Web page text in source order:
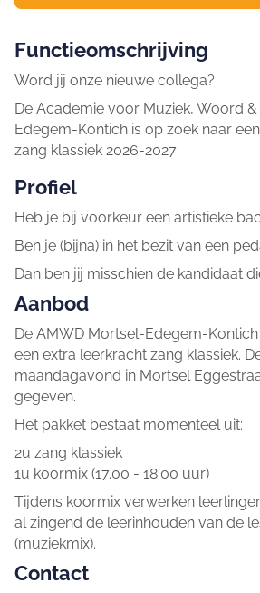
Functieomschrijving
Word jij onze nieuwe collega?
De Academie voor Muziek, Woord
Edegem-Kontich is op zoek naar
zang klassiek 2026-2027
Profiel
Heb je bij voorkeur een artistieke
Ben je (bijna) in het bezit van een
Dan ben jij misschien de kandidaat
Aanbod
De AMWD Mortsel-Edegem-
een extra leerkracht zang klassiek.
maandagavond in Mortsel
gegeven.
Het pakket bestaat momenteel uit:
2u zang klassiek
1u koormix (17.00 - 18.00 uur)
Tijdens koormix verwerken
al zingend de leerinhouden van de
(muziekmix).
Contact